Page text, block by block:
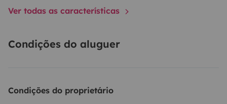
Ver todas as características
Condições do aluguer
Condições do proprietário